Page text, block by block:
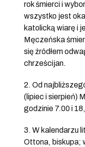
rok śmierci i
wszystko jest
katolicką wiarę i
Męczeńska
się źródłem
chrześcijan.
2. Od
(lipiec i sierpień)
godzinie 7.00 i
3. W kalendarzu
Ottona, biskupa;